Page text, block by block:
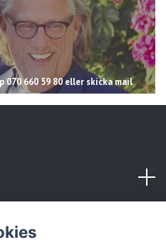
070 660 59 80 eller skicka mail